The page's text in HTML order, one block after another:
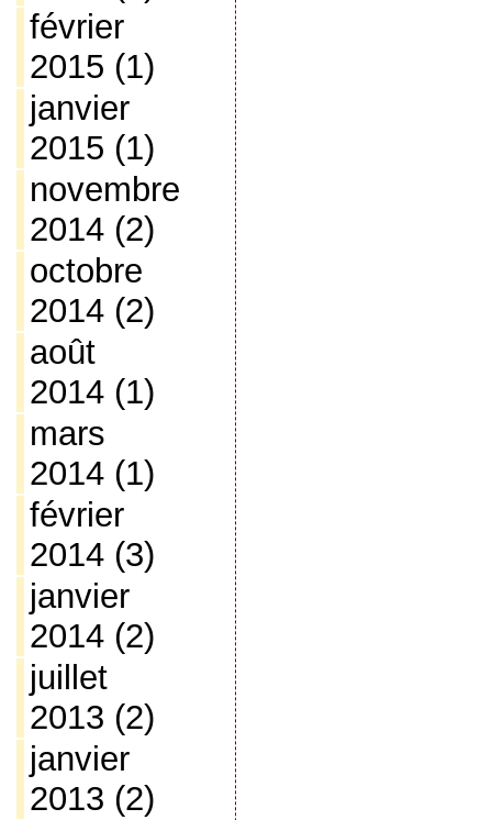
février
2015 (1)
janvier
2015 (1)
novembre
2014(2)
octobre
2014(2)
août
2014(1)
mars
2014(1)
février
2014(3)
janvier
2014(2)
juillet
2013 (2)
janvier
2013 (2)